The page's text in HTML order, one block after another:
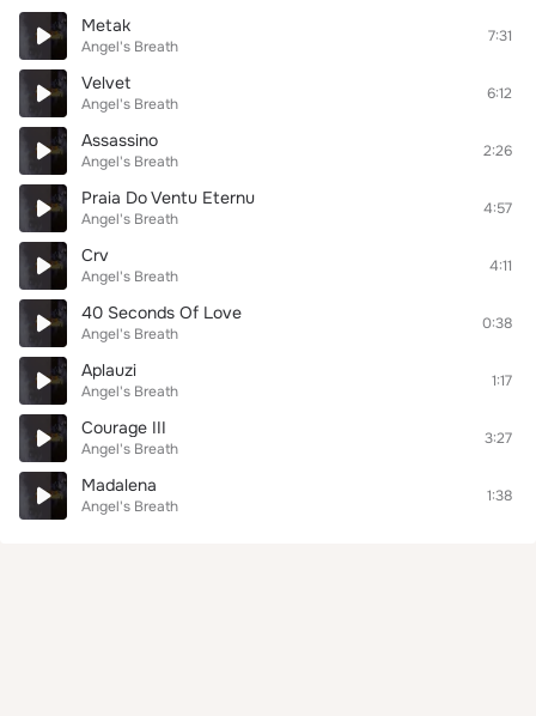
Metak
Angel's Breath
7:31
Velvet
Angel's Breath
6:12
Assassino
Angel's Breath
2:26
Praia Do Ventu Eternu
Angel's Breath
4:57
Crv
Angel's Breath
4:11
40 Seconds Of Love
Angel's Breath
0:38
Aplauzi
Angel's Breath
1:17
Courage III
Angel's Breath
3:27
Madalena
Angel's Breath
1:38